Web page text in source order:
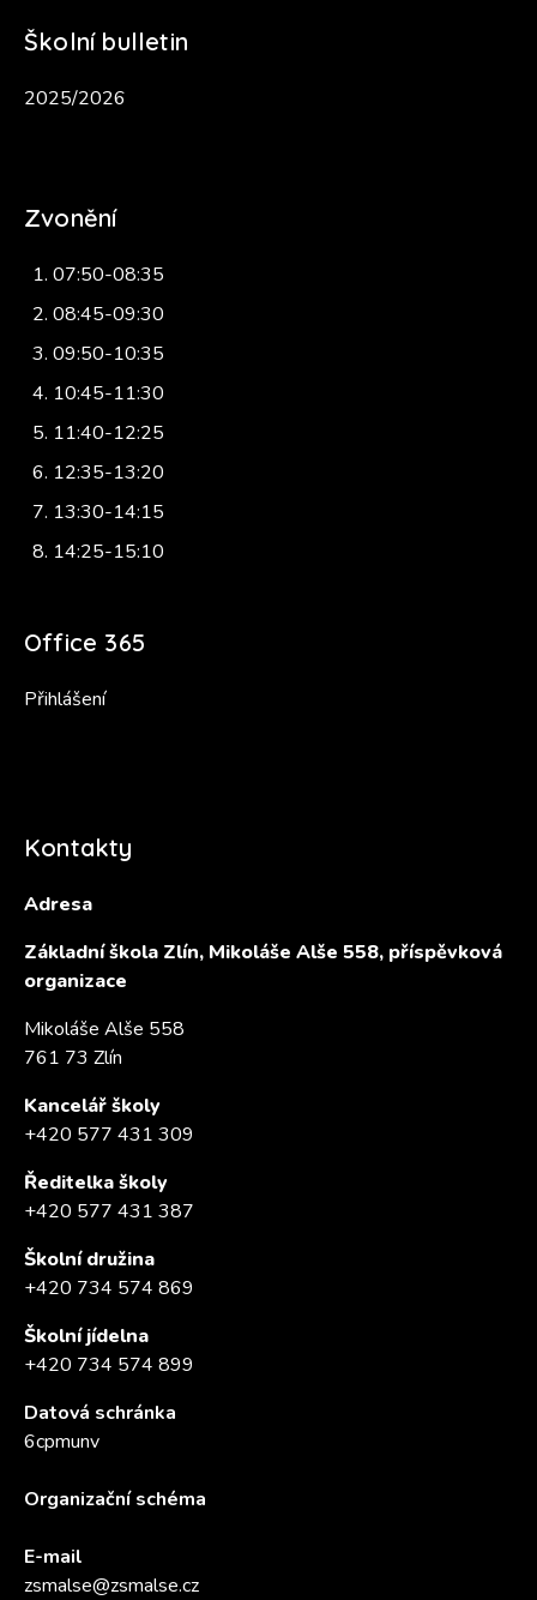
Školní bulletin
2025/2026
Zvonění
07:50-08:35
08:45-09:30
09:50-10:35
10:45-11:30
11:40-12:25
12:35-13:20
13:30-14:15
14:25-15:10
Office 365
Přihlášení
Kontakty
Adresa
Základní škola Zlín, Mikoláše Alše 558, příspěvková
organizace
Mikoláše Alše 558
761 73 Zlín
Kancelář školy
+420 577 431 309
Ředitelka školy
+420 577 431 387
Školní družina
+420 734 574 869
Školní jídelna
+420 734 574 899
Datová schránka
6cpmunv
Organizační schéma
E-mail
zsmalse@zsmalse.cz